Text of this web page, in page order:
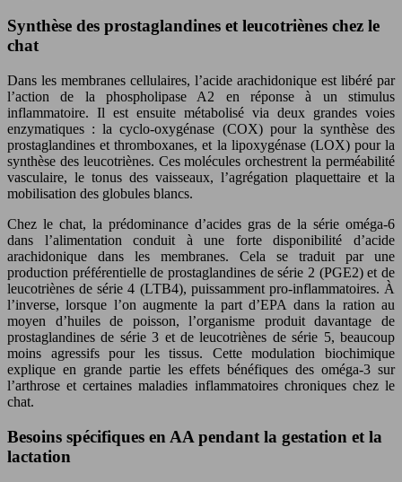
Synthèse des prostaglandines et leucotriènes chez le
chat
Dans les membranes cellulaires, l’acide arachidonique est libéré par
l’action de la phospholipase A2 en réponse à un stimulus
inflammatoire. Il est ensuite métabolisé via deux grandes voies
enzymatiques : la cyclo-oxygénase (COX) pour la synthèse des
prostaglandines et thromboxanes, et la lipoxygénase (LOX) pour la
synthèse des leucotriènes. Ces molécules orchestrent la perméabilité
vasculaire, le tonus des vaisseaux, l’agrégation plaquettaire et la
mobilisation des globules blancs.
Chez le chat, la prédominance d’acides gras de la série oméga-6
dans l’alimentation conduit à une forte disponibilité d’acide
arachidonique dans les membranes. Cela se traduit par une
production préférentielle de prostaglandines de série 2 (PGE2) et de
leucotriènes de série 4 (LTB4), puissamment pro-inflammatoires. À
l’inverse, lorsque l’on augmente la part d’EPA dans la ration au
moyen d’huiles de poisson, l’organisme produit davantage de
prostaglandines de série 3 et de leucotriènes de série 5, beaucoup
moins agressifs pour les tissus. Cette modulation biochimique
explique en grande partie les effets bénéfiques des oméga-3 sur
l’arthrose et certaines maladies inflammatoires chroniques chez le
chat.
Besoins spécifiques en AA pendant la gestation et la
lactation